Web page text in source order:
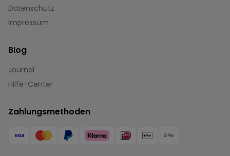
Datenschutz
Impressum
Blog
Journal
Hilfe-Center
Zahlungsmethoden